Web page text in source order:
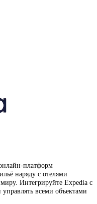
платформ
наряду с отелями
Интегрируйте Expedia с
всеми объектами